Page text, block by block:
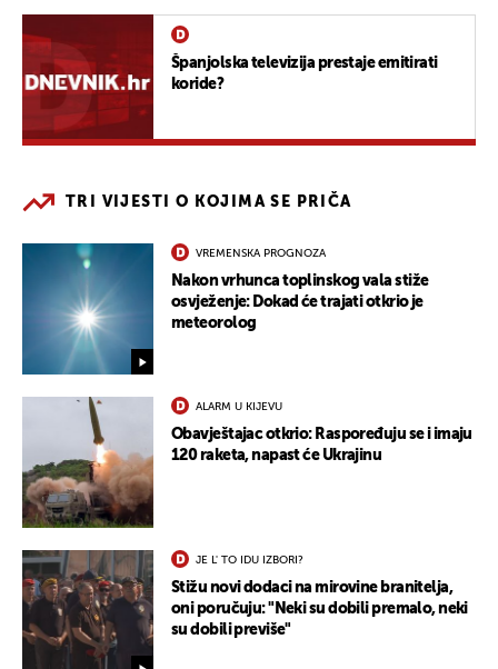
Španjolska televizija prestaje emitirati
koride?
TRI VIJESTI O KOJIMA SE PRIČA
VREMENSKA PROGNOZA
Nakon vrhunca toplinskog vala stiže
osvježenje: Dokad će trajati otkrio je
meteorolog
ALARM U KIJEVU
Obavještajac otkrio: Raspoređuju se i imaju
120 raketa, napast će Ukrajinu
JE L' TO IDU IZBORI?
Stižu novi dodaci na mirovine branitelja,
oni poručuju: "Neki su dobili premalo, neki
su dobili previše"